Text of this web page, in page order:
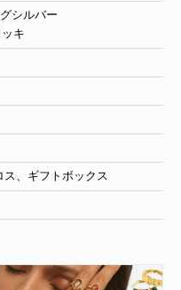
シルバー
キ
ス、ギフトボックス